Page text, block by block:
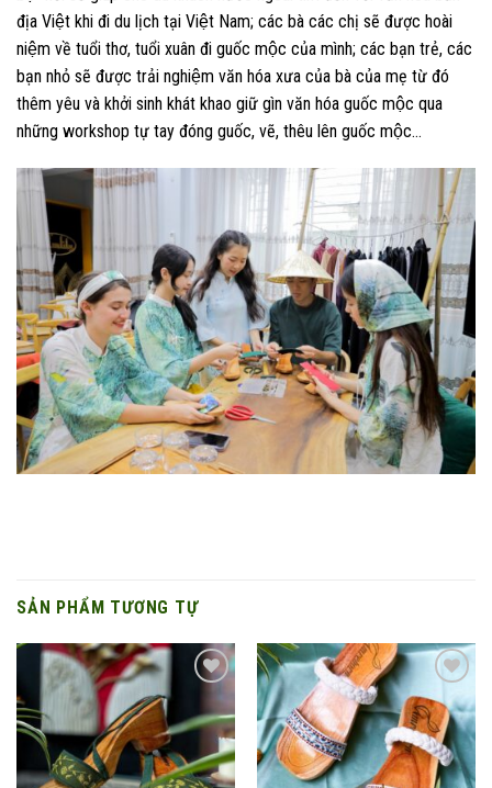
địa Việt khi đi du lịch tại Việt Nam; các bà các chị sẽ được hoài
niệm về tuổi thơ, tuổi xuân đi guốc mộc của mình; các bạn trẻ, các
bạn nhỏ sẽ được trải nghiệm văn hóa xưa của bà của mẹ từ đó
thêm yêu và khởi sinh khát khao giữ gìn văn hóa guốc mộc qua
những workshop tự tay đóng guốc, vẽ, thêu lên guốc mộc…
SẢN PHẨM TƯƠNG TỰ
Add to
wishlist
Add to
wishlist